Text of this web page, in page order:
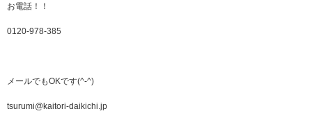
お電話！！
0120-978-385
メールでもOKです(^-^)
tsurumi@kaitori-daikichi.jp